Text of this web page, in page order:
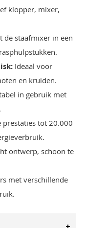
klopper, mixer,
de staafmixer in een
Ideaal voor
en kruiden.
in gebruik met
prestaties tot 20.000
ontwerp, schoon te
met verschillende